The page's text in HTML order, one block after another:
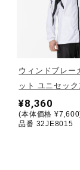
イン
寝具
アウト
ウィンドブレー
ット ユニセック
¥8,360
(本体価格
品番 32JE8015